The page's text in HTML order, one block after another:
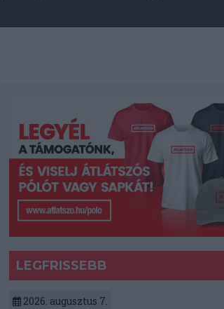
LEGFRISSEBB
2026. augusztus 7.